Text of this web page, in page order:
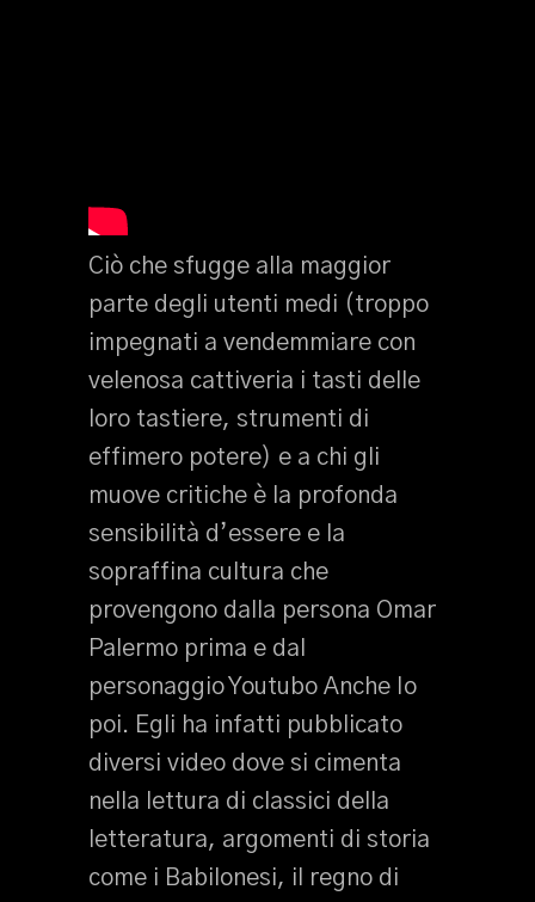
Ciò che sfugge alla maggior
parte degli utenti medi (troppo
impegnati a vendemmiare con
velenosa cattiveria i tasti delle
loro tastiere, strumenti di
effimero potere) e a chi gli
muove critiche è la profonda
sensibilità d’essere e la
sopraffina cultura che
provengono dalla persona Omar
Palermo prima e dal
personaggio Youtubo Anche Io
poi. Egli ha infatti pubblicato
diversi video dove si cimenta
nella lettura di classici della
letteratura, argomenti di storia
come i Babilonesi, il regno di